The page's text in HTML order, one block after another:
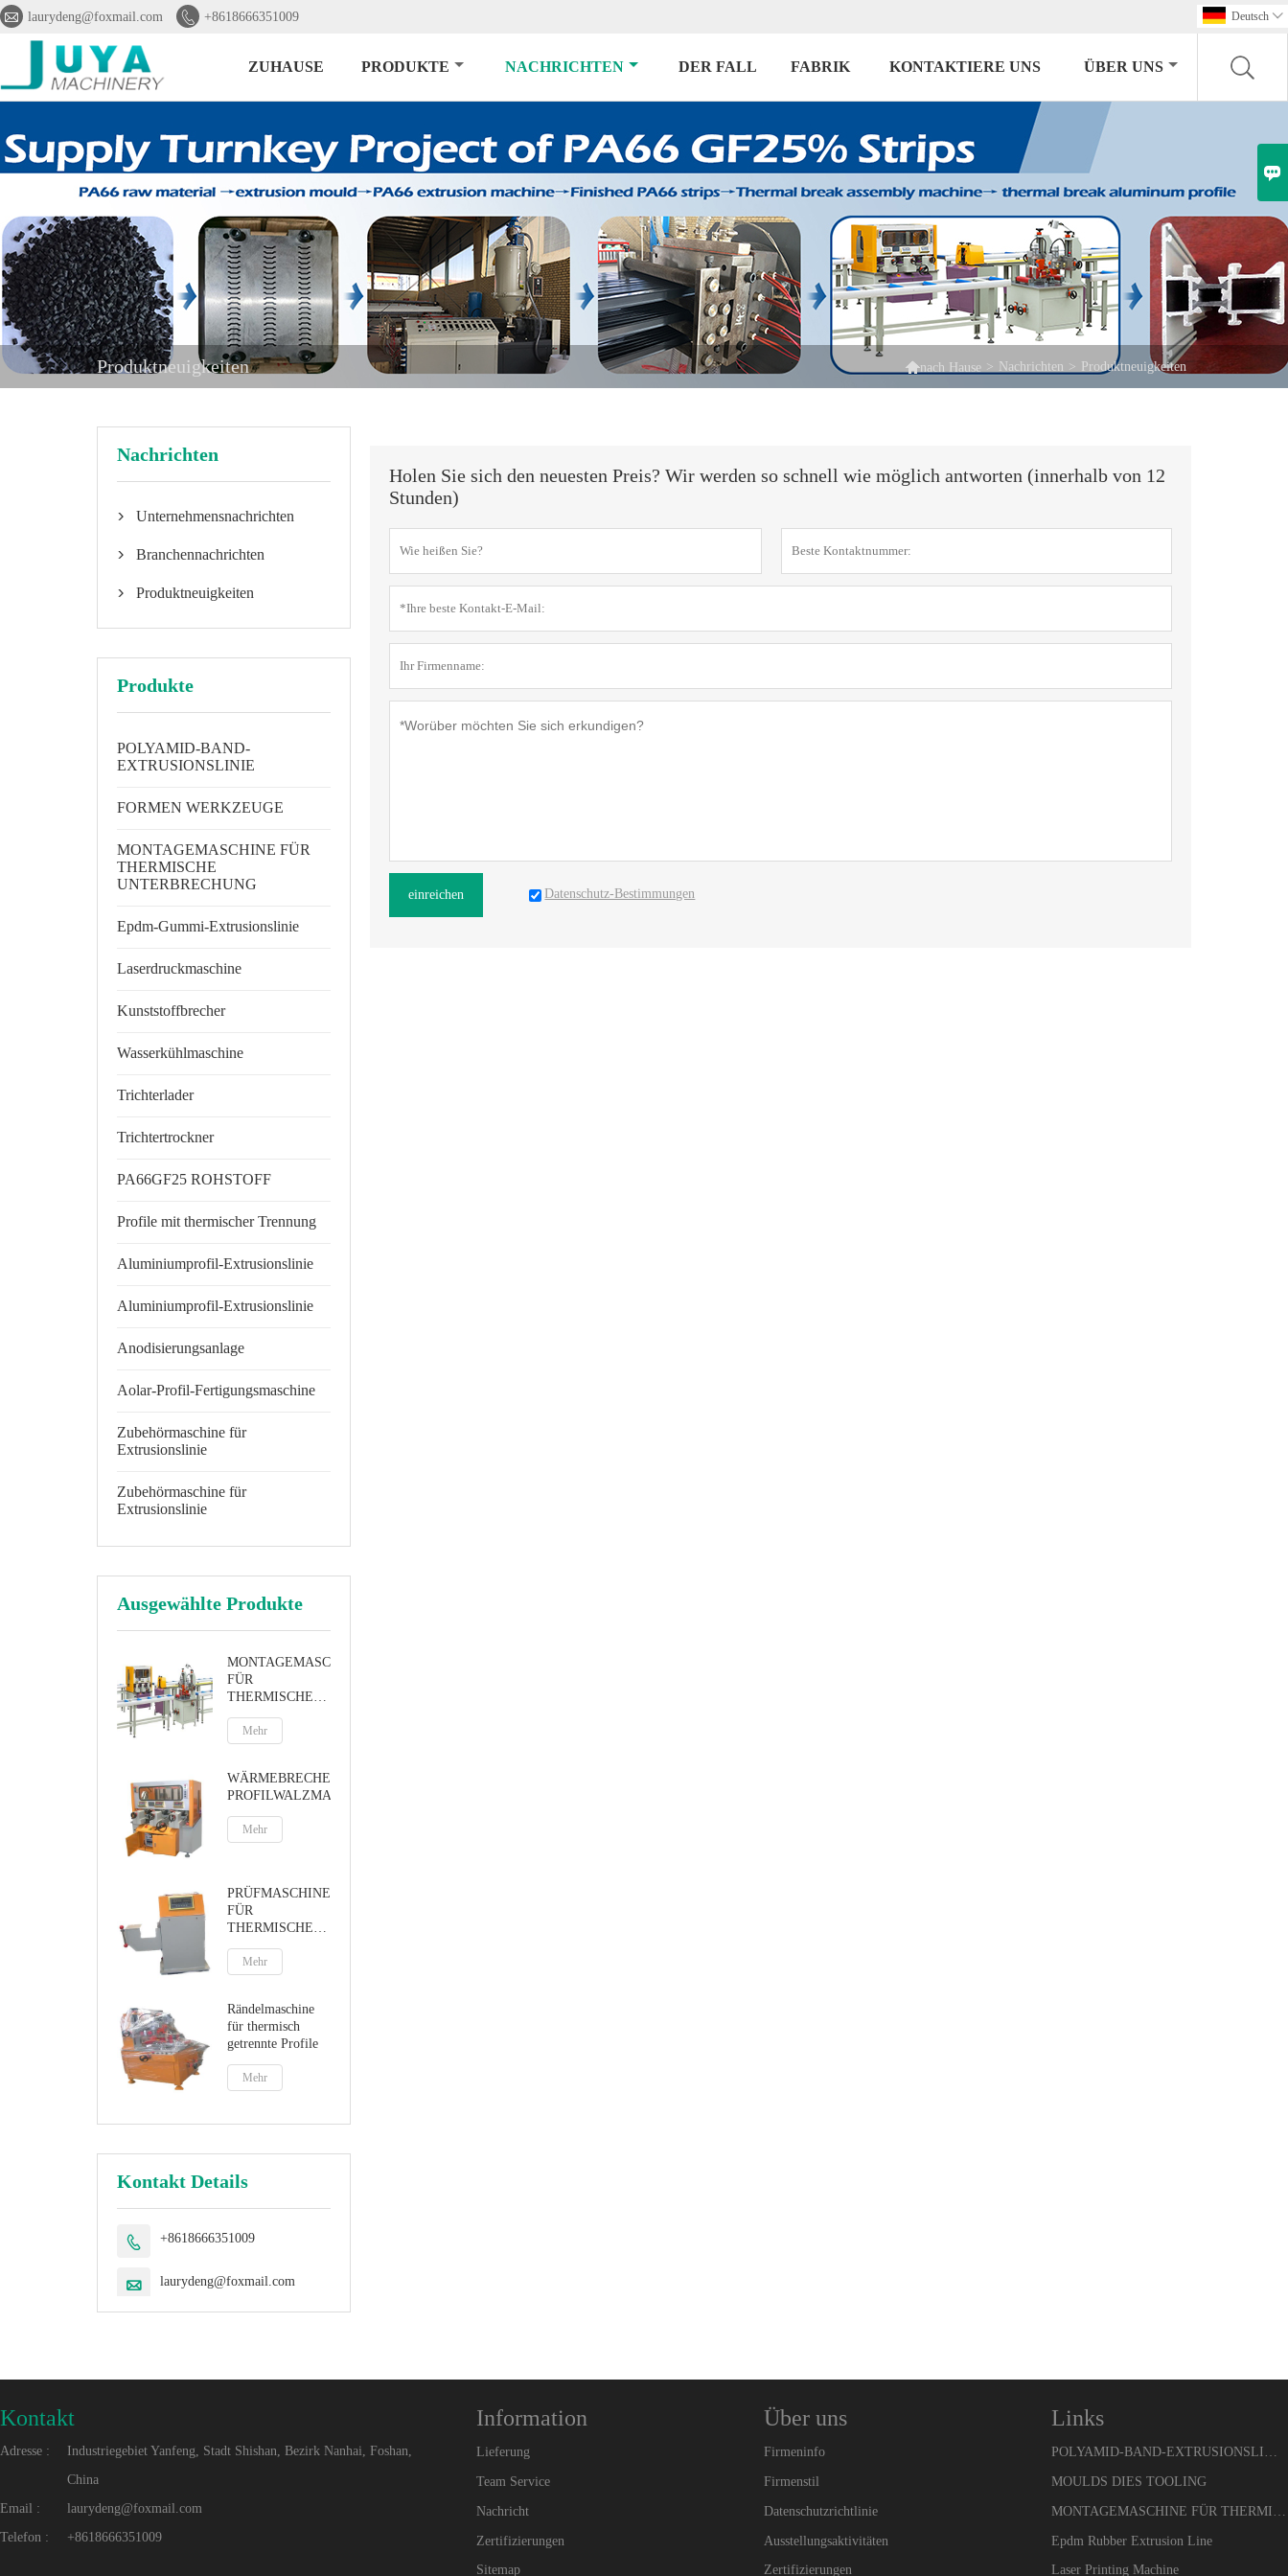
 laurydeng@foxmail.com  +8618666351009 Deutsch 
ZUHAUSE PRODUKTE NACHRICHTEN DER FALL FABRIK KONTAKTIERE UNS ÜBER UNS
Produktneuigkeiten nach Hause > Nachrichten > Produktneuigkeiten
Nachrichten
 Unternehmensnachrichten
 Branchennachrichten
 Produktneuigkeiten
Produkte
POLYAMID-BAND-
EXTRUSIONSLINIE
FORMEN WERKZEUGE
MONTAGEMASCHINE FÜR
THERMISCHE
UNTERBRECHUNG
Epdm-Gummi-Extrusionslinie
Laserdruckmaschine
Kunststoffbrecher
Wasserkühlmaschine
Trichterlader
Trichtertrockner
PA66GF25 ROHSTOFF
Profile mit thermischer Trennung
Aluminiumprofil-Extrusionslinie
Aluminiumprofil-Extrusionslinie
Anodisierungsanlage
Aolar-Profil-Fertigungsmaschine
Zubehörmaschine für
Extrusionslinie
Zubehörmaschine für
Extrusionslinie
Ausgewählte Produkte
MONTAGEMASCHINENLINIE
FÜR
THERMISCHE
TRENNUNG
Mehr
WÄRMEBRECHENDE
PROFILWALZMASCHINE
Mehr
PRÜFMASCHINE
FÜR
THERMISCHE
BRUCHPROFILE
Mehr
Rändelmaschine
für thermisch
getrennte Profile
Mehr
Kontakt Details
 +8618666351009
 laurydeng@foxmail.com
Holen Sie sich den neuesten Preis? Wir werden so schnell wie möglich antworten (innerhalb von 12
Stunden)
einreichen Datenschutz-Bestimmungen
Kontakt
Adresse :
Industriegebiet Yanfeng, Stadt Shishan, Bezirk Nanhai, Foshan,
China
Email :
laurydeng@foxmail.com
Telefon :
+8618666351009
Information
Lieferung
Team Service
Nachricht
Zertifizierungen
Sitemap
Über uns
Firmeninfo
Firmenstil
Datenschutzrichtlinie
Ausstellungsaktivitäten
Zertifizierungen
Links
POLYAMID-BAND-EXTRUSIONSLINIE
MOULDS DIES TOOLING
Epdm Rubber Extrusion Line
Laser Printing Machine
